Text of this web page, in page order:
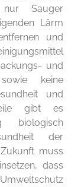
nur Sauger
Lärm
und
und
keine
und
gibt es
biologisch
der
muss
dass